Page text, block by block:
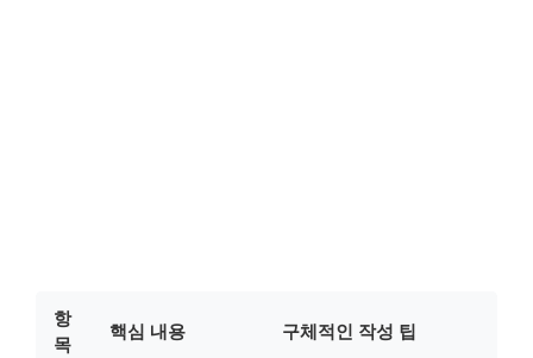
항
목
핵심 내용 구체적인 작성 팁